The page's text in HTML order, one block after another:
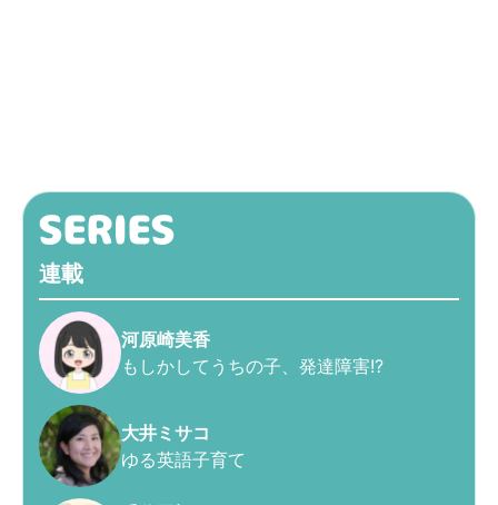
連載
河原崎美香
もしかしてうちの子、発達障害!?
大井ミサコ
ゆる英語子育て